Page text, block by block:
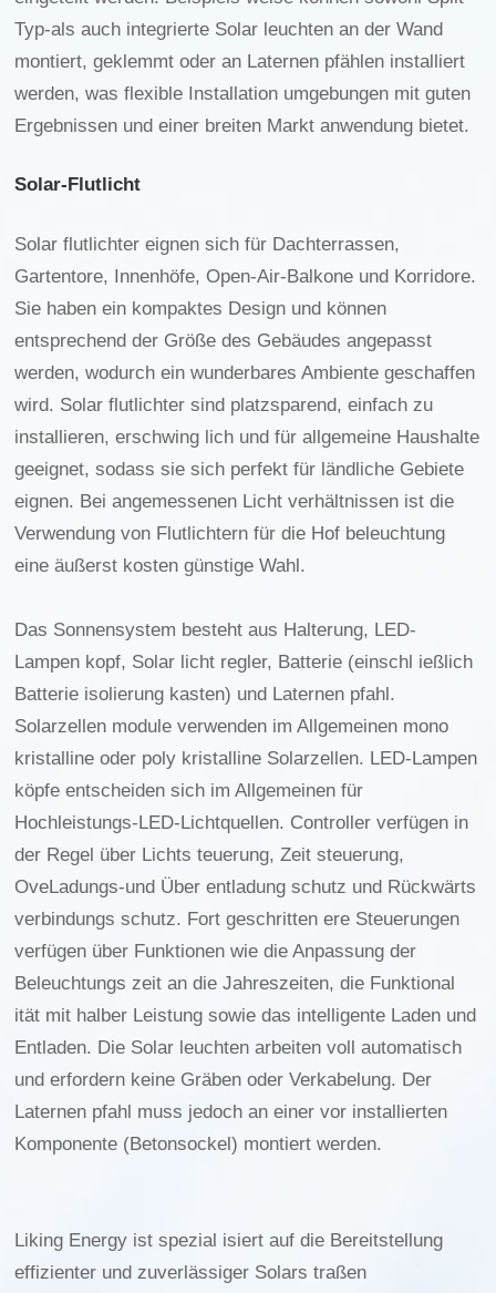
Typ-als auch integrierte Solar leuchten an der Wand
montiert, geklemmt oder an Laternen pfählen installiert
werden, was flexible Installation umgebungen mit guten
Ergebnissen und einer breiten Markt anwendung bietet.
Solar-Flutlicht
Solar flutlichter eignen sich für Dachterrassen,
Gartentore, Innenhöfe, Open-Air-Balkone und Korridore.
Sie haben ein kompaktes Design und können
entsprechend der Größe des Gebäudes angepasst
werden, wodurch ein wunderbares Ambiente geschaffen
wird. Solar flutlichter sind platzsparend, einfach zu
installieren, erschwing lich und für allgemeine Haushalte
geeignet, sodass sie sich perfekt für ländliche Gebiete
eignen. Bei angemessenen Licht verhältnissen ist die
Verwendung von Flutlichtern für die Hof beleuchtung
eine äußerst kosten günstige Wahl.
Das Sonnensystem besteht aus Halterung, LED-
Lampen kopf, Solar licht regler, Batterie (einschl ießlich
Batterie isolierung kasten) und Laternen pfahl.
Solarzellen module verwenden im Allgemeinen mono
kristalline oder poly kristalline Solarzellen. LED-Lampen
köpfe entscheiden sich im Allgemeinen für
Hochleistungs-LED-Lichtquellen. Controller verfügen in
der Regel über Lichts teuerung, Zeit steuerung,
OveLadungs-und Über entladung schutz und Rückwärts
verbindungs schutz. Fort geschritten ere Steuerungen
verfügen über Funktionen wie die Anpassung der
Beleuchtungs zeit an die Jahreszeiten, die Funktional
ität mit halber Leistung sowie das intelligente Laden und
Entladen. Die Solar leuchten arbeiten voll automatisch
und erfordern keine Gräben oder Verkabelung. Der
Laternen pfahl muss jedoch an einer vor installierten
Komponente (Betonsockel) montiert werden.
Liking Energy ist spezial isiert auf die Bereitstellung
effizienter und zuverlässiger Solars traßen